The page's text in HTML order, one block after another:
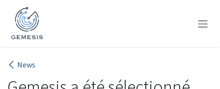
Se rendre au contenu
News